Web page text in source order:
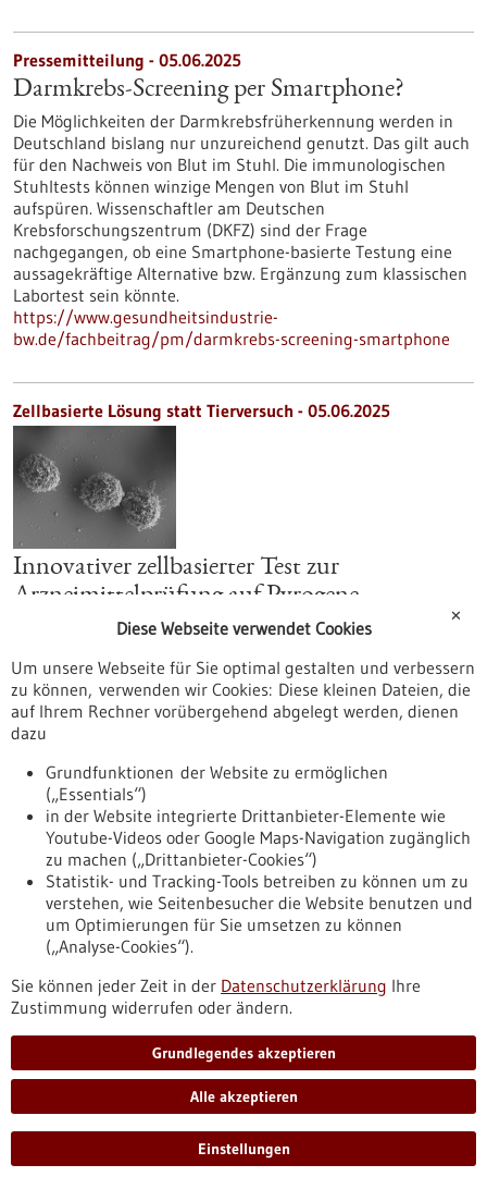
Pressemitteilung - 05.06.2025
Darmkrebs-Screening per Smartphone?
Die Möglichkeiten der Darmkrebsfrüherkennung werden in
Deutschland bislang nur unzureichend genutzt. Das gilt auch
für den Nachweis von Blut im Stuhl. Die immunologischen
Stuhltests können winzige Mengen von Blut im Stuhl
aufspüren. Wissenschaftler am Deutschen
Krebsforschungszentrum (DKFZ) sind der Frage
nachgegangen, ob eine Smartphone-basierte Testung eine
aussagekräftige Alternative bzw. Ergänzung zum klassischen
Labortest sein könnte.
https://www.gesundheitsindustrie-
bw.de/fachbeitrag/pm/darmkrebs-screening-smartphone
Zellbasierte Lösung statt Tierversuch - 05.06.2025
Innovativer zellbasierter Test zur
Arzneimittelprüfung auf Pyrogene
Der Nachweis, dass Arzneimittel keine mikrobiellen
(Pyrogene) enthalten, wird auch heutzutage noch vielfach in
Tierversuchen erbracht. InnoZell, ein Spin-off der Universität
Konstanz, hat ein tierfreies humanzellbasiertes Verfahren
entwickelt, das nicht nur schneller, sensitiver und
anwenderspezifische Bedürfnisse anpassen lässt.
https://www.gesundheitsindustrie-
bw.de/fachbeitrag/aktuell/innovativer-zellbasierter-test-zur-
arzneimittelpruefung-auf-pyrogene
Pressemitteilung - 04.06.2025
Staatssekretär Dr. Rapp besucht Provinz
Nordbrabant und die Region Flandern
Dr. Patrick Rapp reist zur Unterzeichnung einer
Eindhoven/Niederlande. Im Rahmen seiner dreitägigen
Delegationsreise wird er neben der Provinz Nordbrabant auch
die flämische Region Flandern besuchen.
https://www.gesundheitsindustrie-
bw.de/fachbeitrag/pm/staatssekretaer-dr-rapp-besucht-
provinz-nordbrabant-und-die-region-flandern
✕
Diese Webseite verwendet Cookies
Um unsere Webseite für Sie optimal gestalten und verbessern
zu können, verwenden wir Cookies: Diese kleinen Dateien, die
auf Ihrem Rechner vorübergehend abgelegt werden, dienen
dazu
Grundfunktionen der Website zu ermöglichen
(„Essentials“)
in der Website integrierte Drittanbieter-Elemente wie
Youtube-Videos oder Google Maps-Navigation zugänglich
zu machen („Drittanbieter-Cookies“)
Statistik- und Tracking-Tools betreiben zu können um zu
verstehen, wie Seitenbesucher die Website benutzen und
um Optimierungen für Sie umsetzen zu können
(„Analyse-Cookies“).
Sie können jeder Zeit in der Datenschutzerklärung Ihre
Zustimmung widerrufen oder ändern.
Grundlegendes akzeptieren
Alle akzeptieren
Einstellungen